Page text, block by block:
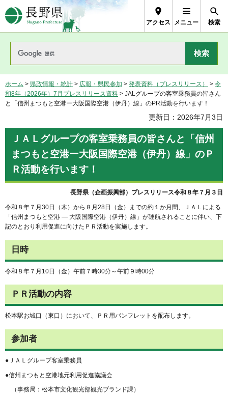
長野県Nagano Prefecture
アクセス メニュー 検索
ホーム > 県政情報・統計 > 広報・県民参加 > 発表資料（プレスリリース） > 令
和8年（2026年）7月プレスリリース資料 > JALグループの客室乗務員の皆さん
と「信州まつもと空港ー大阪国際空港（伊丹）線」のPR活動を行います！
更新日：2026年7月3日
ＪＡＬグループの客室乗務員の皆さんと「信州
まつもと空港ー大阪国際空港（伊丹）線」のＰ
Ｒ活動を行います！
長野県（企画振興部）プレスリリース令和８年７月３日
令和８年７月30日（木）から８月28日（金）までの約１か月間、ＪＡＬによる
「信州まつもと空港 ― 大阪国際空港（伊丹）線」が運航されることに伴い、下
記のとおり利用促進に向けたＰＲ活動を実施します。
日時
令和８年７月10日（金）午前７時30分～午前９時00分
ＰＲ活動の内容
松本駅お城口（東口）において、ＰＲ用パンフレットを配布します。
参加者
●ＪＡＬグループ客室乗務員
●信州まつもと空港地元利用促進協議会
（事務局：松本市文化観光部観光ブランド課）